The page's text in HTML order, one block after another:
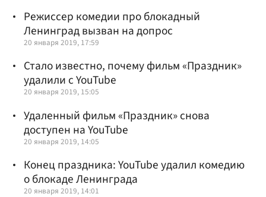
Режиссер комедии про блокадный
Ленинград вызван на допрос
20 января 2019, 17:59
Стало известно, почему фильм «Праздник»
удалили с YouTube
20 января 2019, 15:05
Удаленный фильм «Праздник» снова
доступен на YouTube
20 января 2019, 14:05
Конец праздника: YouTube удалил комедию
о блокаде Ленинграда
20 января 2019, 14:01